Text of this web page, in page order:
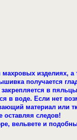
изделиях, а
получается
закрепляется в
в воде. Если нет
материал или
оставляя следов!
вельвете и